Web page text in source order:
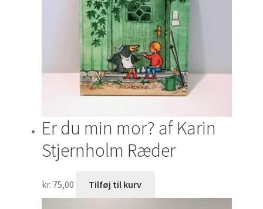
Er du min mor? af Karin
Stjernholm Ræder
kr. 75,00 Tilføj til kurv